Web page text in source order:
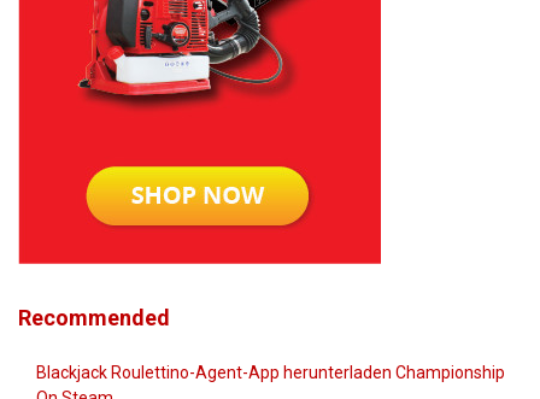
Recommended
Blackjack Roulettino-Agent-App herunterladen Championship